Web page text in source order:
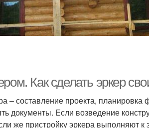
Как сделать эркер
– составление проекта,
документы. Если возведение
же пристройку эркера выполняют